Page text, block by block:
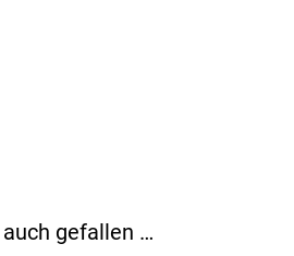
gefallen …